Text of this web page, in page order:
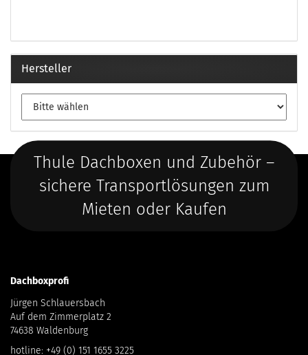
Hersteller
Thule Dachboxen und Zubehör –
sichere Transportlösungen zum
Mieten oder Kaufen
Dachboxprofi
Jürgen Schlauersbach
Auf dem Zimmerplatz 2
74638 Waldenburg
hotline: +49 (0) 151 1655 3225